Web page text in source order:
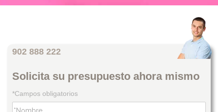
902 888 222
Solicita su presupuesto ahora mismo
*Campos obligatorios